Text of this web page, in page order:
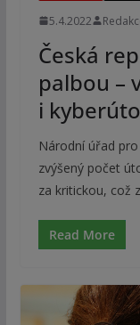
5.4.2022
Česká
palbou –
i
Národní úřad
zvýšený počet
za kritickou, což
Read More